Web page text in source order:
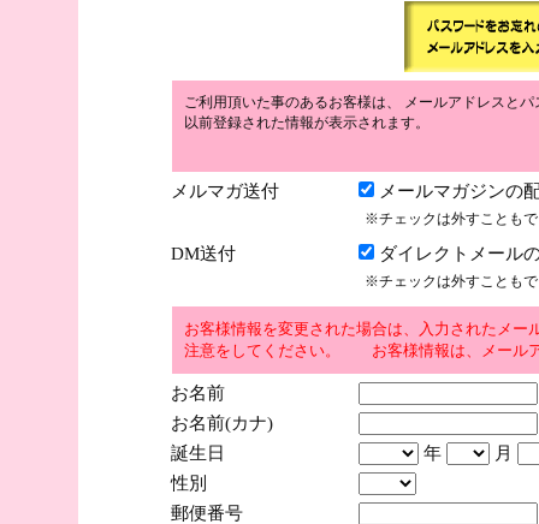
ご利用頂いた事のあるお客様は、 メールアドレスと
以前登録された情報が表示されます。
メルマガ送付 メールマガジンの
※チェックは外すことも
DM送付 ダイレクトメール
※チェックは外すことも
お客様情報を変更された場合は、入力されたメ
注意をしてください。 お客様情報は、メール
お名前
お名前(カナ)
誕生日
年
月
性別
郵便番号